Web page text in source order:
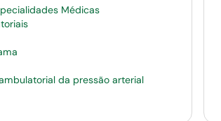
Médicas
da pressão arterial